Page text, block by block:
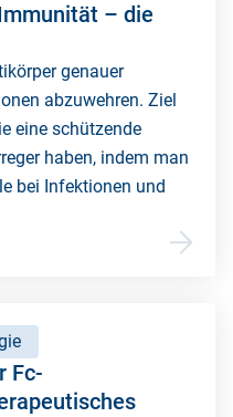
– die
genauer
abzuwehren. Ziel
eine schützende
haben, indem man
bei Infektionen und
Fc-